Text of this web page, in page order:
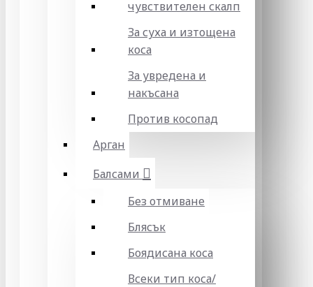
чувствителен скалп
За суха и изтощена
коса
За увредена и
накъсана
Против косопад
Арган
Балсами
Без отмиване
Блясък
Боядисана коса
Всеки тип коса/